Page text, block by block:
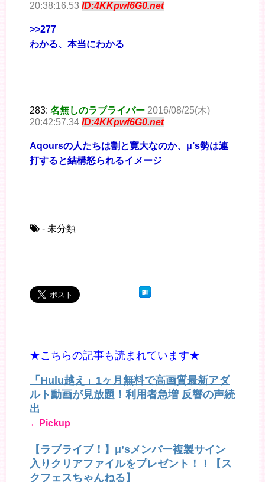
20:38:16.53 ID:4KKpwf6G0.net
>>277
わかる、本当にわかる
283: 名無しのラブライバー 2016/08/25(木)
20:42:57.34 ID:4KKpwf6G0.net
Aqoursの人たちは割と寛大なのか、μ’s勢は連
打すると結構怒られるイメージ
- 未分類
★こちらの記事も読まれています★
「Hulu越え」1ヶ月無料で高画質最新アダ
ルト動画が見放題！利用者急増 反響の声続
出
←Pickup
【ラブライブ！】μ’sメンバー複製サイン
入りクリアファイルをプレゼント！！【ス
クフェスちゃんねる】